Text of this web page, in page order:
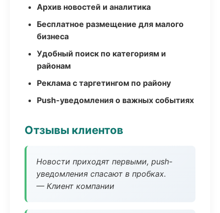
Архив новостей и аналитика
Бесплатное размещение для малого
бизнеса
Удобный поиск по категориям и
районам
Реклама с таргетингом по району
Push-уведомления о важных событиях
Отзывы клиентов
Новости приходят первыми, push-
уведомления спасают в пробках.
— Клиент компании